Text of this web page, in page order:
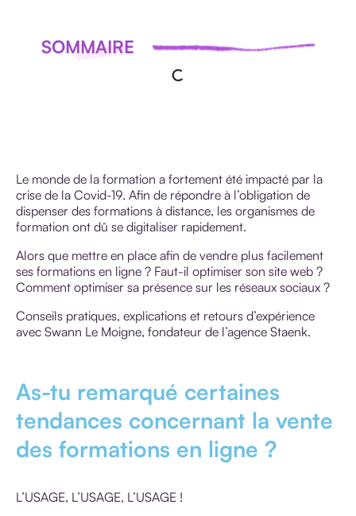
SOMMAIRE
Le monde de la formation a fortement été impacté par la
crise de la Covid-19. Afin de répondre à l’obligation de
dispenser des formations à distance, les organismes de
formation ont dû se digitaliser rapidement.
Alors que mettre en place afin de vendre plus facilement
ses formations en ligne ? Faut-il optimiser son site web ?
Comment optimiser sa présence sur les réseaux sociaux ?
Conseils pratiques, explications et retours d’expérience
avec Swann Le Moigne, fondateur de l’agence Staenk.
As-tu remarqué certaines
tendances concernant la vente
des formations en ligne ?
L’USAGE, L’USAGE, L’USAGE !